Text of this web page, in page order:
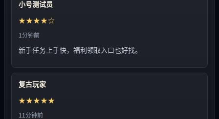
小号测试员
★★★★☆
1分钟前
新手任务上手快，福利领取入口也好找。
复古玩家
★★★★★
11分钟前